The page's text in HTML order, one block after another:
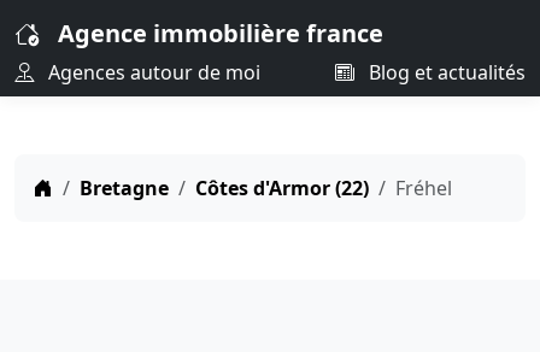
Agence immobilière france
Agences autour de moi Blog et actualités
Bretagne Côtes d'Armor (22) Fréhel